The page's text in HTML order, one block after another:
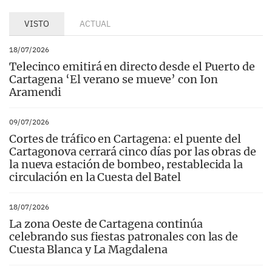
VISTO ACTUAL
18/07/2026
Telecinco emitirá en directo desde el Puerto de
Cartagena ‘El verano se mueve’ con Ion
Aramendi
09/07/2026
Cortes de tráfico en Cartagena: el puente del
Cartagonova cerrará cinco días por las obras de
la nueva estación de bombeo, restablecida la
circulación en la Cuesta del Batel
18/07/2026
La zona Oeste de Cartagena continúa
celebrando sus fiestas patronales con las de
Cuesta Blanca y La Magdalena